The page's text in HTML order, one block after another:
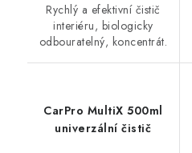
Rychlý a efektivní čistič
interiéru, biologicky
odbouratelný, koncentrát.
CarPro MultiX 500ml
univerzální čistič